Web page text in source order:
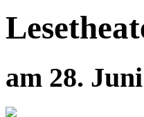
am 28.